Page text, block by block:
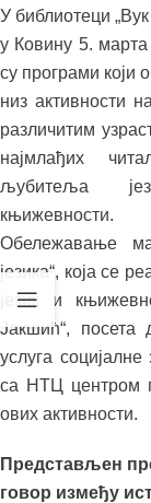
У библиотеци
у Ковину 5. марта
су програми који
низ активности
различитим
најмлађих
љубитеља
књижевности.
Обележавање
језика“, која се
језик и
Јакшић“,
услуга
са НТЦ центром
ових активности.
Представљен
говор између